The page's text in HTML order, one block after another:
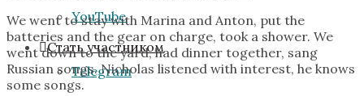
Стать участником
YouTube
Telegram
We went to stay with Marina and Anton, put the
batteries and the gear on charge, took a shower. We
went down to the yard, had dinner together, sang
Russian songs. Nicholas listened with interest, he knows
some songs.